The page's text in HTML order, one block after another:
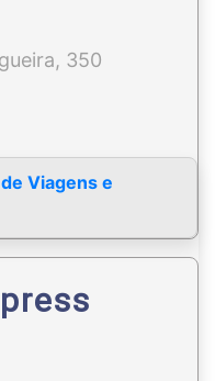
350
Viagens e